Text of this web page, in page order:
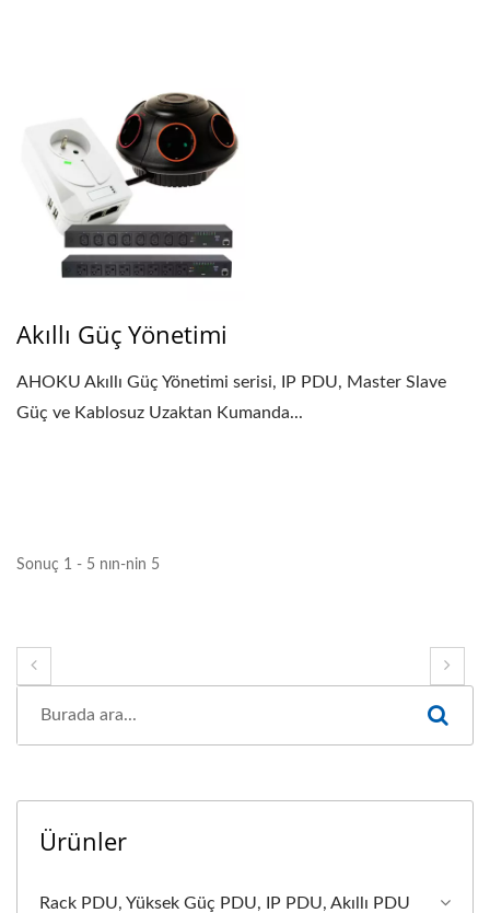
Akıllı Güç Yönetimi
AHOKU Akıllı Güç Yönetimi serisi, IP PDU, Master Slave
Güç ve Kablosuz Uzaktan Kumanda...
Sonuç 1 - 5 nın-nin 5
Ürünler
Rack PDU, Yüksek Güç PDU, IP PDU, Akıllı PDU